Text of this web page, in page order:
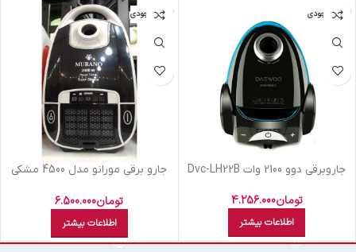
اتمام موجودی
جاروبرقي دوو 2100 وات Dvc-LH22B
تومان4.256.000
اطلاعات بیشتر
اتمام موجودی
جارو برقی مورانو مدل 4500 مشکی
تومان6.500.000
اطلاعات بیشتر